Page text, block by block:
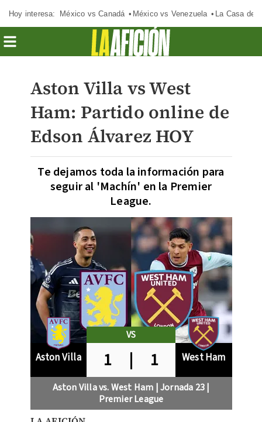
Hoy interesa: México vs Canadá México vs Venezuela La Casa de
Aston Villa vs West
Ham: Partido online de
Edson Álvarez HOY
Te dejamos toda la información para
seguir al 'Machín' en la Premier
League.
VS
Aston Villa 1 | 1 West Ham
Aston Villa vs. West Ham | Jornada 23 |
Premier League